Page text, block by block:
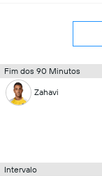
Fim dos 90 Minutos
Zahavi
Intervalo